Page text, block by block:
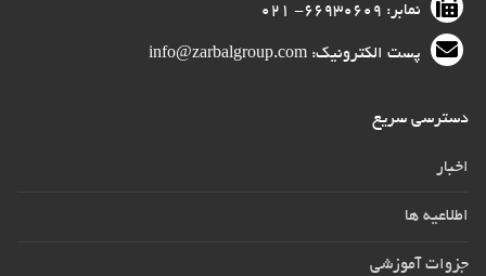
نمابر: ۶۶۹۳۰۶۰۹- ۰۲۱
پست الکترونیک: info@zarbalgroup.com
دسترسی سریع
اخبار
اطلاعیه ها
جزوات آموزشی